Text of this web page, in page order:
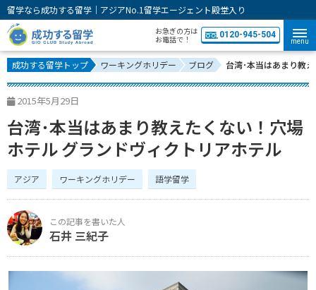
留学なら成功する留学｜アジアNo.1留学エージェント殿堂入り
お急ぎの方は
お電話で！
0120-945-504
menu
成功する留学トップ ワーキングホリデー ブログ 台湾･本当はあまり教
2015年5月29日
台湾･本当はあまり教えたくない！穴場
ホテル グランドヴィクトリアホテル
アジア ワーキングホリデー 語学留学
石井 三紀子